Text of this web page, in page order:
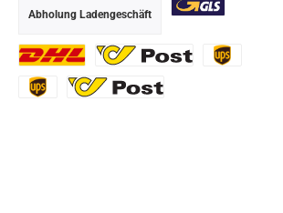
Abholung Ladengeschäft
DHL Ö-Post